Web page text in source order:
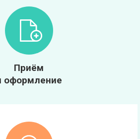
Приём
оформление